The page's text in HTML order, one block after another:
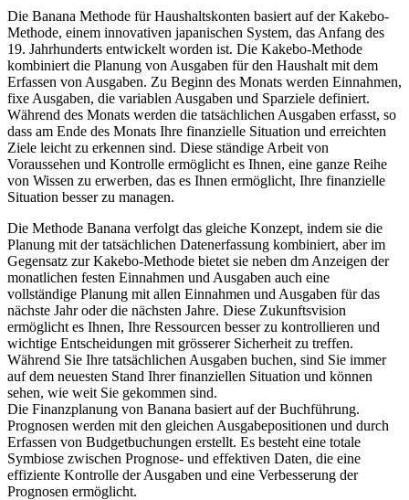
Die Banana Methode für Haushaltskonten basiert auf der Kakebo-
Methode, einem innovativen japanischen System, das Anfang des
19. Jahrhunderts entwickelt worden ist. Die Kakebo-Methode
kombiniert die Planung von Ausgaben für den Haushalt mit dem
Erfassen von Ausgaben. Zu Beginn des Monats werden Einnahmen,
fixe Ausgaben, die variablen Ausgaben und Sparziele definiert.
Während des Monats werden die tatsächlichen Ausgaben erfasst, so
dass am Ende des Monats Ihre finanzielle Situation und erreichten
Ziele leicht zu erkennen sind. Diese ständige Arbeit von
Voraussehen und Kontrolle ermöglicht es Ihnen, eine ganze Reihe
von Wissen zu erwerben, das es Ihnen ermöglicht, Ihre finanzielle
Situation besser zu managen.
Die Methode Banana verfolgt das gleiche Konzept, indem sie die
Planung mit der tatsächlichen Datenerfassung kombiniert, aber im
Gegensatz zur Kakebo-Methode bietet sie neben dm Anzeigen der
monatlichen festen Einnahmen und Ausgaben auch eine
vollständige Planung mit allen Einnahmen und Ausgaben für das
nächste Jahr oder die nächsten Jahre. Diese Zukunftsvision
ermöglicht es Ihnen, Ihre Ressourcen besser zu kontrollieren und
wichtige Entscheidungen mit grösserer Sicherheit zu treffen.
Während Sie Ihre tatsächlichen Ausgaben buchen, sind Sie immer
auf dem neuesten Stand Ihrer finanziellen Situation und können
sehen, wie weit Sie gekommen sind.
Die Finanzplanung von Banana basiert auf der Buchführung.
Prognosen werden mit den gleichen Ausgabepositionen und durch
Erfassen von Budgetbuchungen erstellt. Es besteht eine totale
Symbiose zwischen Prognose- und effektiven Daten, die eine
effiziente Kontrolle der Ausgaben und eine Verbesserung der
Prognosen ermöglicht.